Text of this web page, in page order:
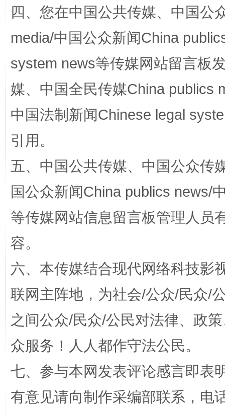
国家大学科技园优化重塑工作
扯下公款旅游的“隐身衣” 如何以
四、您在中国公共传媒、中国公
media/中国公众新闻China
system news等传媒网站留言板
媒、中国全民传媒China publics
中国法制新闻Chinese legal
引用。
五、中国公共传媒、中国公众传
国公众新闻China publics news/
等传媒网站信息留言板管理人员
容。
六、本传媒结合现代网络科技影
联网主阵地，为社会/公众/民众/
之间公众/民众/公民对法律、政
众服务！人人都作守法公民。
七、参与本网发表评论感言即表
有意见请向制作采编部联系，电